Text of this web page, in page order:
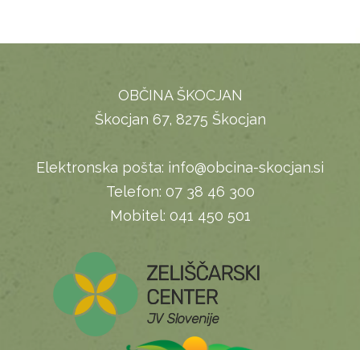
OBČINA ŠKOCJAN
Škocjan 67, 8275 Škocjan
Elektronska pošta: info@obcina-skocjan.si
Telefon: 07 38 46 300
Mobitel: 041 450 501